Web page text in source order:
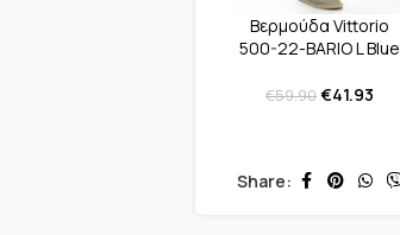
Βερμούδα Vittorio
500-22-BARIO L Blue
€59.90€41.93
Share: